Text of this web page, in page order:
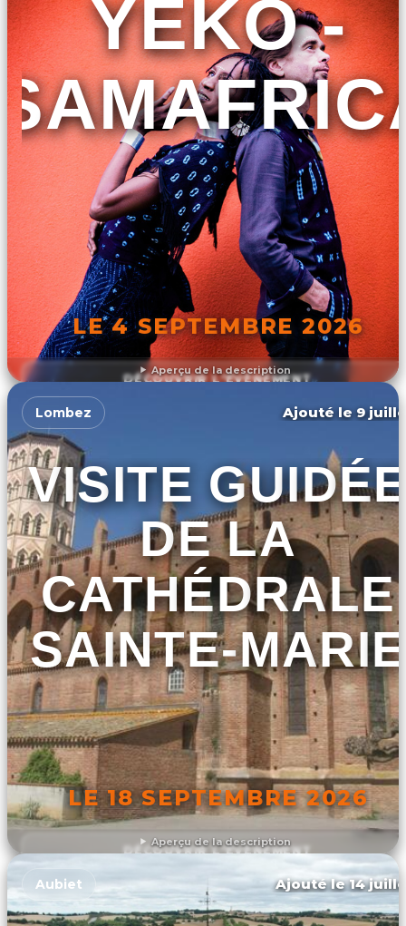
Aperçu de la description
YEKO -
LE 4 SEPTEMBRE 2026
DÉCOUVRIR L'ÉVÉNEMENT
Aperçu de la description
Lombez Ajouté le 9
VISITE
DE LA
CATHÉDRALE
SAINTE-MARIE
LE 18 SEPTEMBRE 2026
DÉCOUVRIR L'ÉVÉNEMENT
Aubiet Ajouté le 14